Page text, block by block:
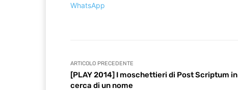
WhatsApp
ARTICOLO PRECEDENTE
[PLAY 2014] I moschettieri di Post Scriptum in
cerca di un nome